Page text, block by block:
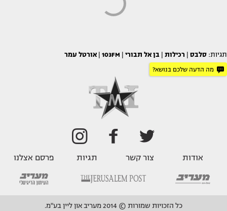
תגיות: סלבס רכילות בן אל תבורי 103FM אורטל עמר
מה הדעה שלכם בנושא?
אודות צור קשר תגיות פרסם אצלנו
כל הזכויות שמורות © 2014 מעריב און ליין בע"מ.